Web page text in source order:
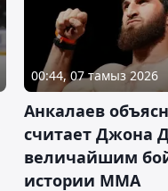
00:44, 07 тамыз 2026
Анкалаев
считает Джона
величайшим
истории ММА